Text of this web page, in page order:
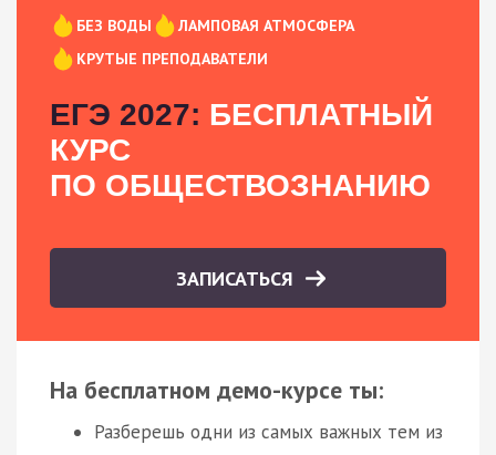
БЕЗ ВОДЫ
ЛАМПОВАЯ АТМОСФЕРА
КРУТЫЕ ПРЕПОДАВАТЕЛИ
ЕГЭ 2027: БЕСПЛАТНЫЙ
КУРС
ПО ОБЩЕСТВОЗНАНИЮ
ЗАПИСАТЬСЯ
На бесплатном демо-курсе ты:
Разберешь одни из самых важных тем из